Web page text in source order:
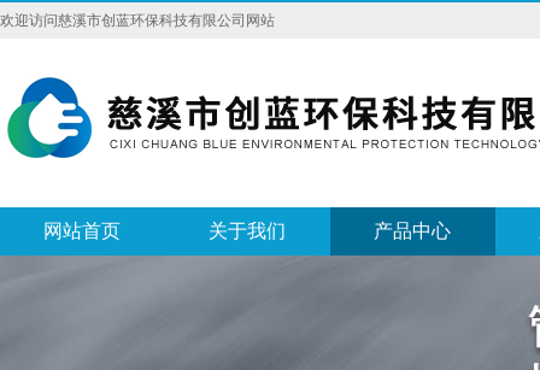
欢迎访问慈溪市创蓝环保科技有限公司网站
网站首页 关于我们 产品中心